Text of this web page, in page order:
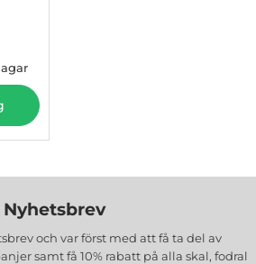
pris
Nyhetsbrev
och var först med att få ta del av
samt få 10% rabatt på alla skal, fodral